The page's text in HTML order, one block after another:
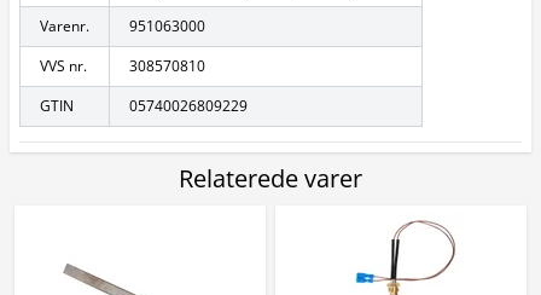
Varenr.
951063000
VVS nr.
308570810
GTIN
05740026809229
Relaterede varer